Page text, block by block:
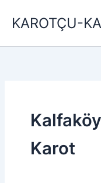
atlaKAROTÇU-
Karot